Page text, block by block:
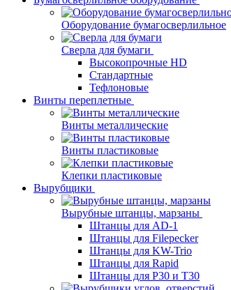
Оборудование бумагосверлильное
Сверла для бумаги
Высокопрочные HD
Стандартные
Тефлоновые
Винты переплетные
Винты металлические
Винты пластиковые
Клепки пластиковые
Вырубщики
Вырубные штанцы, марзаны
Штанцы для AD-1
Штанцы для Filepecker
Штанцы для KW-Trio
Штанцы для Rapid
Штанцы для Р30 и Т30